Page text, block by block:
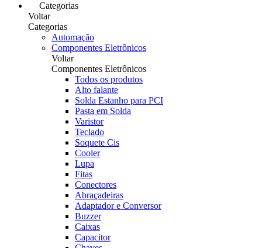
Categorias
Voltar
Categorias
Automação
Componentes Eletrônicos
Voltar
Componentes Eletrônicos
Todos os produtos
Alto falante
Solda Estanho para PCI
Pasta em Solda
Varistor
Teclado
Soquete Cis
Cooler
Lupa
Fitas
Conectores
Abraçadeiras
Adaptador e Conversor
Buzzer
Caixas
Capacitor